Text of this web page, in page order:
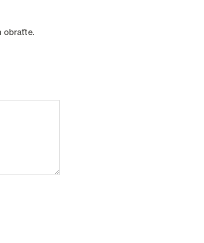
obraťte.